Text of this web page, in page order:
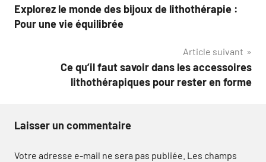
de
Explorez le monde des bijoux de lithothérapie :
Pour une vie équilibrée
Article suivant
Ce qu’il faut savoir dans les accessoires
lithothérapiques pour rester en forme
Laisser un commentaire
Votre adresse e-mail ne sera pas publiée. Les champs